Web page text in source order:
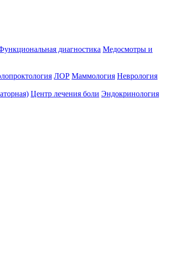
диагностика Медосмотры и
ЛОР Маммология Неврология
Центр лечения боли Эндокринология